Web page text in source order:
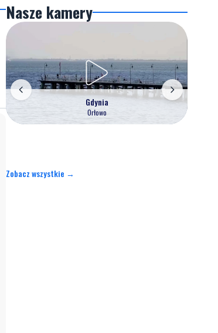
Nasze kamery
Gdynia
Orłowo
Zobacz wszystkie →